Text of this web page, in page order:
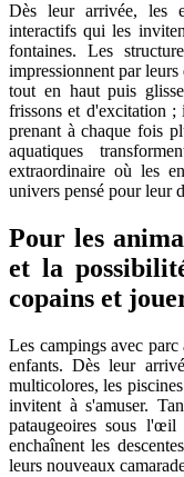
Dès leur arrivée, les
interactifs qui les
fontaines. Les
impressionnent par
tout en haut puis
frissons et d'excitation ;
prenant à chaque fois
aquatiques
extraordinaire où les
univers pensé pour leur
Pour les
et la
copains et
Les campings avec
enfants. Dès leur
multicolores, les
invitent à s'amuser.
pataugeoires sous
enchaînent les
leurs nouveaux